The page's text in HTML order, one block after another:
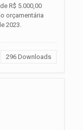
R$ 5.000,00
orçamentária
2023.
296 Downloads